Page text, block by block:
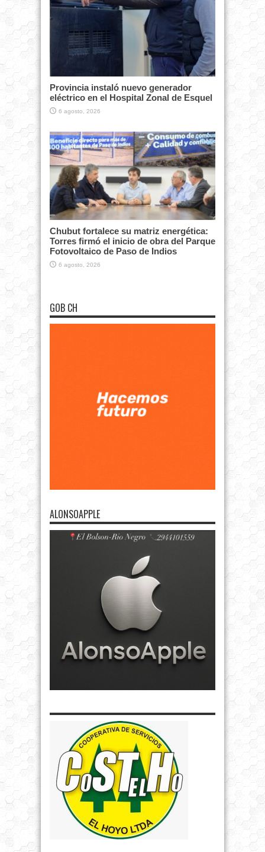
Provincia instaló nuevo generador
eléctrico en el Hospital Zonal de Esquel
6 agosto, 2026
Chubut fortalece su matriz energética:
Torres firmó el inicio de obra del Parque
Fotovoltaico de Paso de Indios
6 agosto, 2026
GOB CH
ALONSOAPPLE